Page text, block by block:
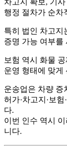
행정 절차가 순차
특히 법인 차고지
증명 가능 여부를
보험 역시 화물
운영 형태에 맞게
운송업은 차량 증
허가·차고지·보
다.
이번 인수 역시
니다.